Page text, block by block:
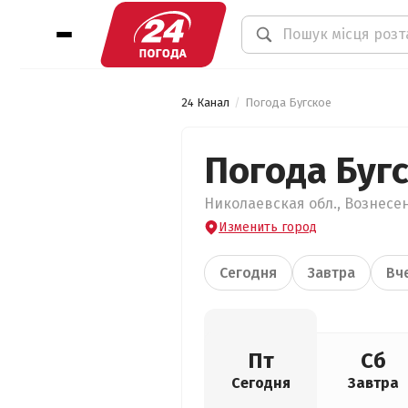
24 Канал Погода Бугское
Погода
Николаевская обл.,
Изменить город
Сегодня Завтра
Пт
Сегодня
Сб
Завтра